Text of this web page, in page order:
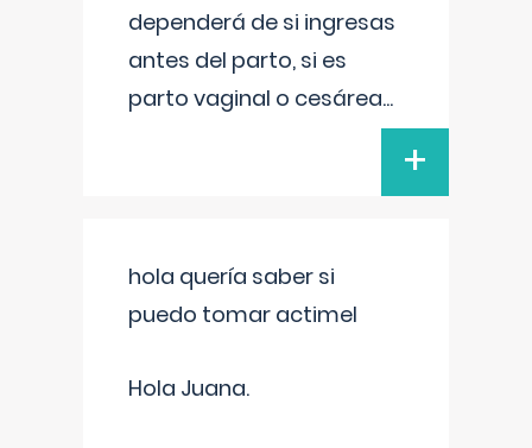
dependerá de si ingresas
antes del parto, si es
parto vaginal o cesárea...
+
hola quería saber si
puedo tomar actimel
Hola Juana.